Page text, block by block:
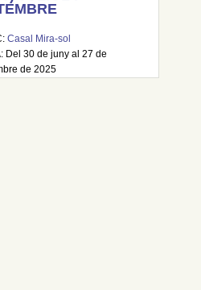
Casal Mira-sol
Del 30 de juny al 27 de
de 2025